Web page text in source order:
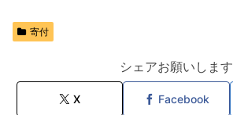
寄付
シェアお願いします
X Facebook